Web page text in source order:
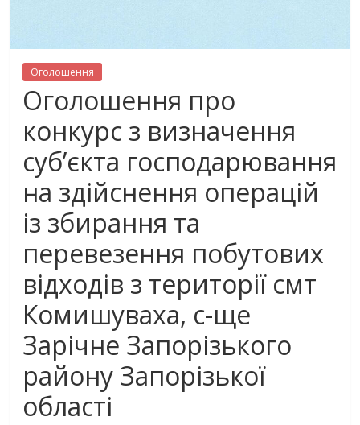
Оголошення
Оголошення про
конкурс з визначення
суб’єкта господарювання
на здійснення операцій
із збирання та
перевезення побутових
відходів з території смт
Комишуваха, с-ще
Зарічне Запорізького
району Запорізької
області